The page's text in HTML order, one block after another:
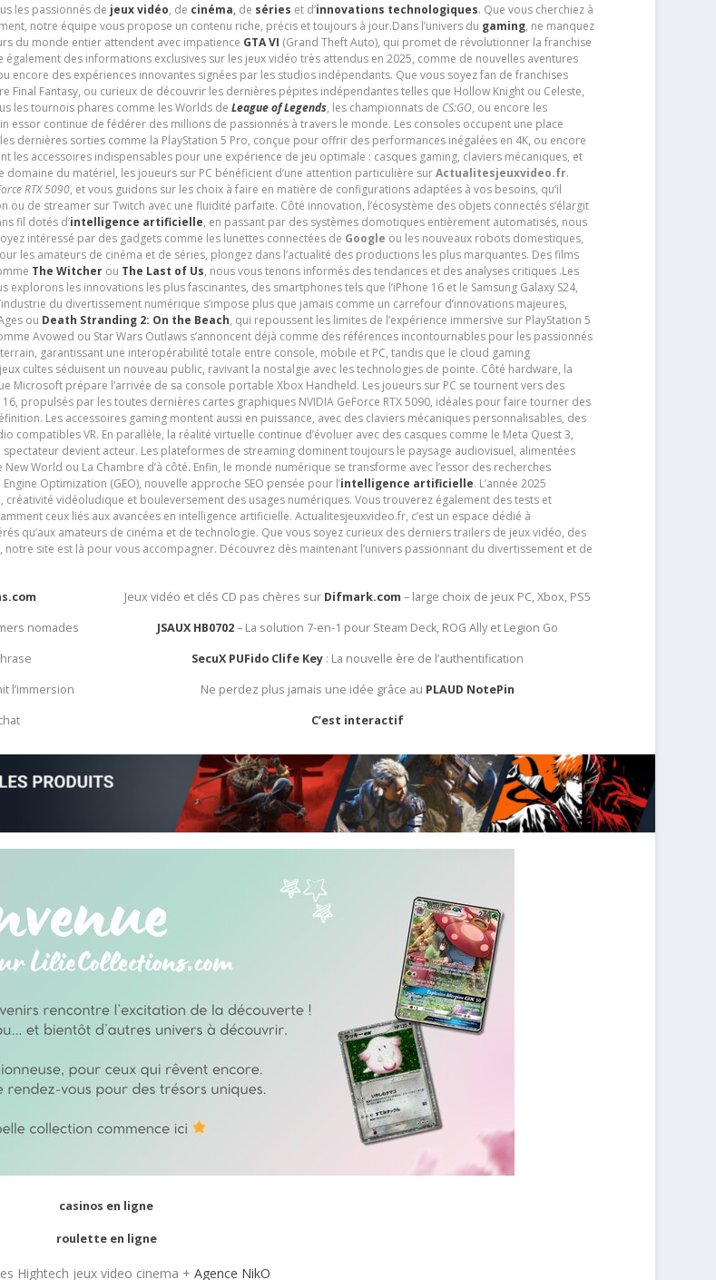
les passionnés de jeux vidéo, de cinéma,de séries et d’innovations technologiques. Que vous cherchiez à
notre équipe vous propose un contenu riche, précis et toujours à jour.Dans l’univers du gaming, ne manquez
du monde entier attendent avec impatience GTA VI (Grand Theft Auto), qui promet de révolutionner la franchise
des informations exclusives sur les jeux vidéo très attendus en 2025, comme de nouvelles aventures
encore des expériences innovantes signées par les studios indépendants. Que vous soyez fan de franchises
Final Fantasy, ou curieux de découvrir les dernières pépites indépendantes telles que Hollow Knight ou Celeste,
les tournois phares comme les Worlds de League of Legends, les championnats de CS:GO, ou encore les
essor continue de fédérer des millions de passionnés à travers le monde. Les consoles occupent une place
dernières sorties comme la PlayStation 5 Pro, conçue pour offrir des performances inégalées en 4K, ou encore
les accessoires indispensables pour une expérience de jeu optimale : casques gaming, claviers mécaniques, et
du matériel, les joueurs sur PC bénéficient d’une attention particulière surActualitesjeuxvideo.fr.
RTX 5090, et vous guidons sur les choix à faire en matière de configurations adaptées à vos besoins, qu’il
ou de streamer sur Twitch avec une fluidité parfaite. Côté innovation, l’écosystème des objets connectés s’élargit
fil dotés d’intelligence artificielle, en passant par des systèmes domotiques entièrement automatisés, nous
intéressé par des gadgets comme les lunettes connectées de Google ou les nouveaux robots domestiques,
les amateurs de cinéma et de séries, plongez dans l’actualité des productions les plus marquantes. Des films
The Witcherou The Last of Us, nous vous tenons informés des tendances et des analyses critiques .Les
les innovations les plus fascinantes, des smartphones tels que l’iPhone 16 et le Samsung Galaxy S24,
du divertissement numérique s’impose plus que jamais comme un carrefour d’innovations majeures,
ou Death Stranding 2: On the Beach, qui repoussent les limites de l’expérience immersive sur PlayStation 5
Avowed ou Star Wars Outlaws s’annoncent déjà comme des références incontournables pour les passionnés
garantissant une interopérabilité totale entre console, mobile et PC, tandis que le cloud gaming
cultes séduisent un nouveau public, ravivant la nostalgie avec les technologies de pointe. Côté hardware, la
Microsoft prépare l’arrivée de sa console portable Xbox Handheld. Les joueurs sur PC se tournent vers des
propulsés par les toutes dernières cartes graphiques NVIDIA GeForce RTX 5090, idéales pour faire tourner des
Les accessoires gaming montent aussi en puissance, avec des claviers mécaniques personnalisables, des
compatibles VR. En parallèle, la réalité virtuelle continue d’évoluer avec des casques comme le Meta Quest 3,
devient acteur. Les plateformes de streaming dominent toujours le paysage audiovisuel, alimentées
World ou La Chambre d’à côté. Enfin, le monde numérique se transforme avec l’essor des recherches
Optimization (GEO), nouvelle approche SEO pensée pour l’intelligence artificielle. L’année 2025
vidéoludique et bouleversement des usages numériques. Vous trouverez également des tests et
ceux liés aux avancées en intelligence artificielle. Actualitesjeuxvideo.fr, c’est un espace dédié à
qu’aux amateurs de cinéma et de technologie. Que vous soyez curieux des derniers trailers de jeux vidéo, des
notre site est là pour vous accompagner. Découvrez dès maintenant l’univers passionnant du divertissement et de
nomades
l’immersion
Jeux vidéo et clés CD pas chères sur Difmark.com – large choix de jeux PC, Xbox, PS5
JSAUX HB0702– La solution 7-en-1 pour Steam Deck, ROG Ally et Legion Go
SecuX PUFido Clife Key : La nouvelle ère de l’authentification
Ne perdez plus jamais une idée grâce au PLAUD NotePin
C’est interactif
casinos en ligne
roulette en ligne
Hightech jeux video cinema + Agence NikO